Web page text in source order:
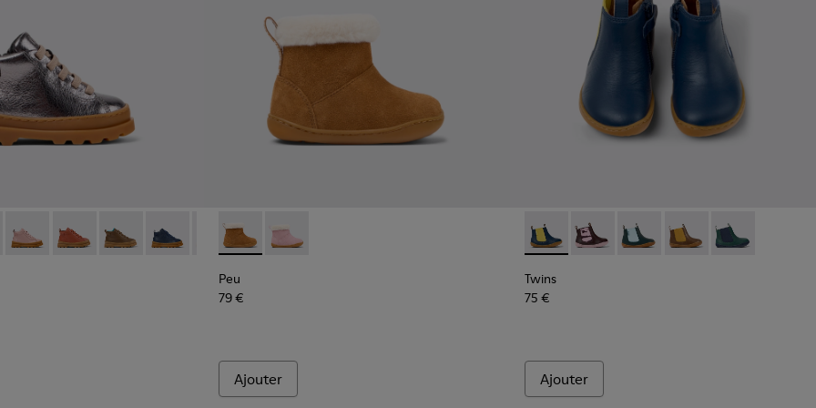
et blanches.
multicolore pour enfant avec semelle en sneaker.
011 - Bottines en cuir argenté pour enfant.
- K900291-014
Brutus - K900291-013
Brutus - K900291-012
Brutus - K900291-009
Brutus - K900291-008 - Bottines en cuir bleu pour enfant.
Brutus - K900291-006
Brutus - K900291-004
Brutus - K900291-003
Peu - K900388-001 - Bottines en nubuck marron pour enfant.
Peu - K900388-002 - Bottines en nubuck rose pour enfant.
Peu
79 €
Ajouter
Twins - K900348-008 - Bottines en cuir
Twins - K900348-009
Twins - K900348-006
Twins - K900348-003
Twins -
Twins
75 €
Ajouter